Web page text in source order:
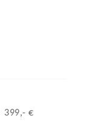
399,- €